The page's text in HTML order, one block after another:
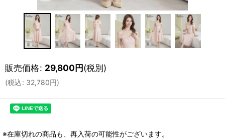
販売価格: 29,800円(税別)
(税込: 32,780円)
※在庫切れの商品も、再入荷の可能性がございます。